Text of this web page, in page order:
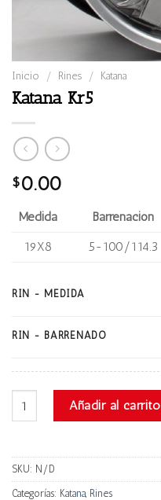
Inicio / Rines / Katana
Katana Kr5
$0.00
Medida Barrenación
19X8
5-100/114.3
RIN - MEDIDA
RIN - BARRENADO
Katana Kr5 cantidadAñadir al carrito
SKU: N/D
Categorías: Katana, Rines